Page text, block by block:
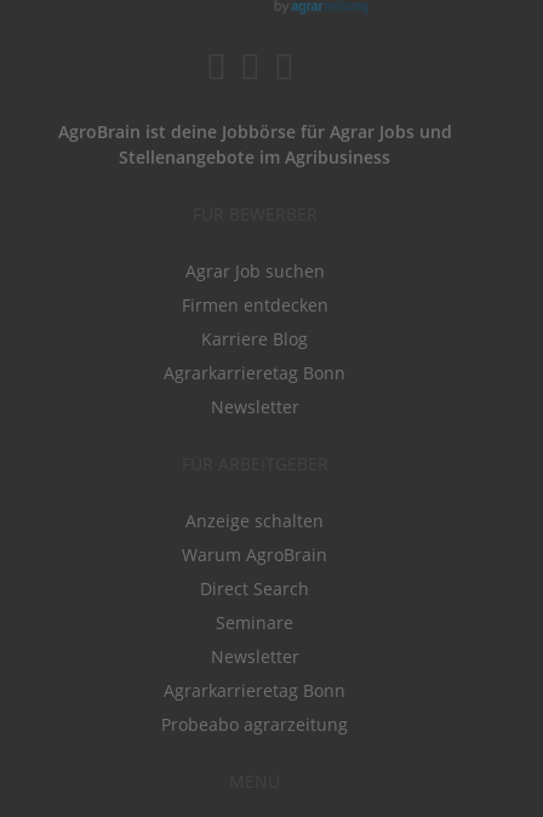
AgroBrain ist deine Jobbörse für Agrar Jobs und
Stellenangebote im Agribusiness
Agrar Job suchen
Firmen entdecken
Karriere Blog
Agrarkarrieretag Bonn
Newsletter
Anzeige schalten
Warum AgroBrain
Direct Search
Seminare
Newsletter
Agrarkarrieretag Bonn
Probeabo agrarzeitung